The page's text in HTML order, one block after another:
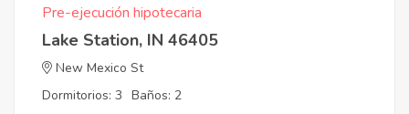
Pre-ejecución hipotecaria
Lake Station, IN 46405
New Mexico St
Dormitorios: 3 Baños: 2